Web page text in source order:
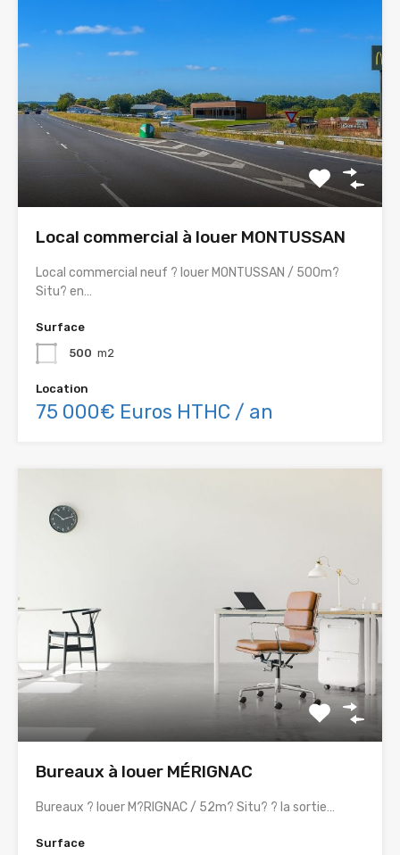
Local commercial à louer MONTUSSAN
Local commercial neuf ? louer MONTUSSAN / 500m?
Situ? en…
Surface
500 m2
Location
75 000€ Euros HTHC / an
Bureaux à louer MÉRIGNAC
Bureaux ? louer M?RIGNAC / 52m? Situ? ? la sortie…
Surface